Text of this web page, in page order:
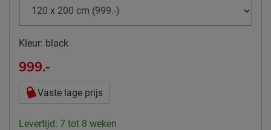
Kleur: black
999.-
Vaste lage prijs
Levertijd: 7 tot 8 weken